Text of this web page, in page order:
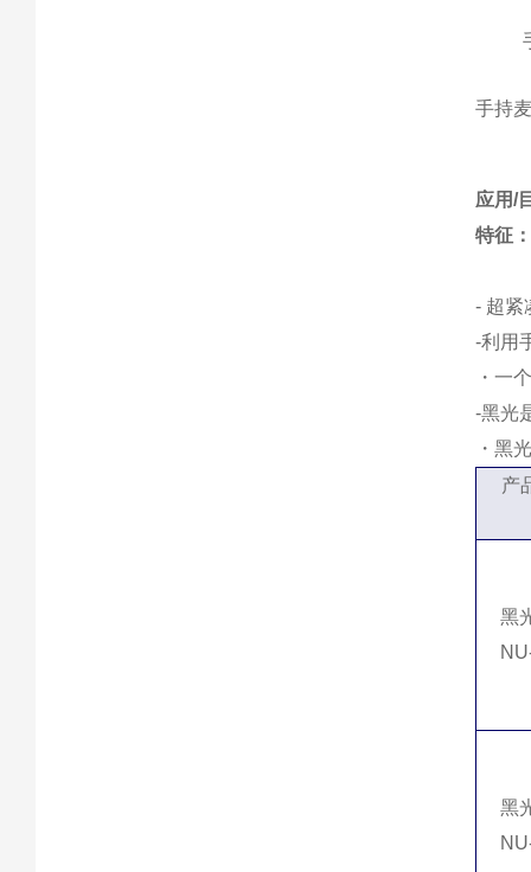
手持
应用/
特征
- 超紧
-利用
・一
-黑光
・黑
产
黑
黑